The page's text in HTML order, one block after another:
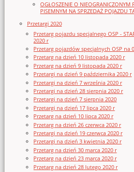
OGŁOSZENIE O NIEOGRANICZONYM
PISEMNYM NA SPRZEDAŻ POJAZDU
Przetargi 2020
Przetarg pojazdu specjalnego OSP -
2020 r
Przetarg pojazdów specjalnych OSP na
Przetarg na dzień 10 listopada 2020 r
Przetarg na dzień 9 listopada 2020 r
Przetargi na dzień 9 października 2020 r
Przetargi na dzień 7 września 2020 r
Przetargi na dzień 28 sierpnia 2020 r
Przetargi na dzień 7 sierpnia 2020
Przetargi na dzień 17 lipca 2020 r
Przetarg na dzień 10 lipca 2020 r
Przetarg na dzień 26 czerwca 2020 r
Przetargi na dzień 19 czerwca 2020 r
Przetargi na dzień 3 kwietnia 2020 r
Przetarg na dzień 30 marca 2020 r
Przetarg na dzień 23 marca 2020 r
Przetarg na dzień 28 lutego 2020 r